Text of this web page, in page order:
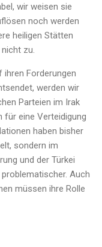
wir weisen sie
noch werden
heiligen Stätten
zu.
ihren Forderungen
werden wir
Parteien im Irak
für eine Verteidigung
haben bisher
sondern im
und der Türkei
Auch
müssen ihre Rolle